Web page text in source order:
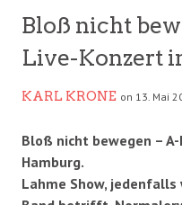
Bloß nicht
Live-Konzert
KARL KRONE on 13. Mai
Bloß nicht bewegen –
Hamburg.
Lahme Show,